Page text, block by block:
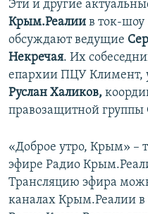
Эти и другие
Крым.Реалии в ток-шоу
обсуждают ведущие
Некречая. Их
епархии ПЦУ Климент,
Руслан Халиков,
правозащитной группы
«Доброе утро, Крым» –
эфире Радио
Трансляцию эфира
каналах Крым.Реалии в